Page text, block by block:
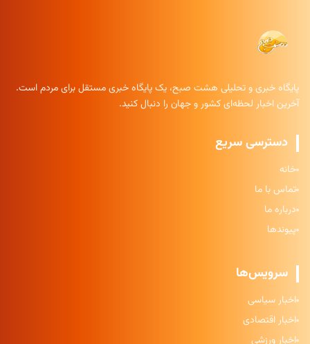
پایگاه خبری و تحلیلی هشت صبح، یک پایگاه خبری مستقل برای مردم است.
آخرین اخبار لحظه‌ای کشور و جهان را دنبال کنید.
دسترسی سریع
خانه
تماس با ما
درباره ما
پیوندها
سرویس‌ها
اخبار سیاسی
اخبار اقتصادی
اخبار ورزشی